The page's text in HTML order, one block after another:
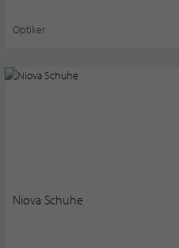
Optiker
Niova Schuhe